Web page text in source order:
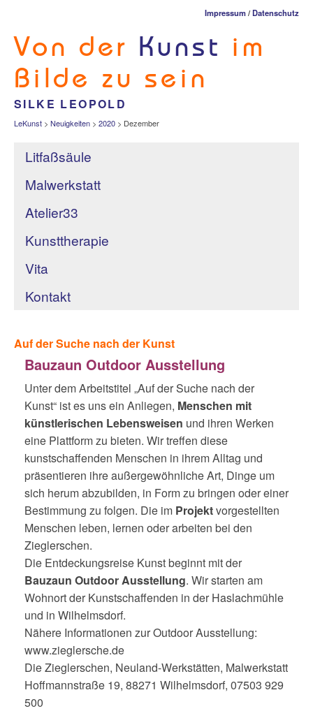
Impressum/Datenschutz
Von der Kunst
im
Bilde zu sein
SILKE LEOPOLD
LeKunst > Neuigkeiten > 2020 > Dezember
Litfaßsäule
Malwerkstatt
Atelier33
Kunsttherapie
Vita
Kontakt
Auf der Suche nach der Kunst
Bauzaun Outdoor Ausstellung
Unter dem Arbeitstitel „Auf der Suche nach der
Kunst“ ist es uns ein Anliegen, Menschen mit
künstlerischen Lebensweisen und ihren Werken
eine Plattform zu bieten. Wir treffen diese
kunstschaffenden Menschen in ihrem Alltag und
präsentieren ihre außergewöhnliche Art, Dinge um
sich herum abzubilden, in Form zu bringen oder einer
Bestimmung zu folgen. Die im Projektvorgestellten
Menschen leben, lernen oder arbeiten bei den
Zieglerschen.
Die Entdeckungsreise Kunst beginnt mit der
Bauzaun Outdoor Ausstellung. Wir starten am
Wohnort der Kunstschaffenden in der Haslachmühle
und in Wilhelmsdorf.
Nähere Informationen zur Outdoor Ausstellung:
www.zieglersche.de
Die Zieglerschen, Neuland-Werkstätten, Malwerkstatt
Hoffmannstraße 19, 88271 Wilhelmsdorf, 07503 929
500